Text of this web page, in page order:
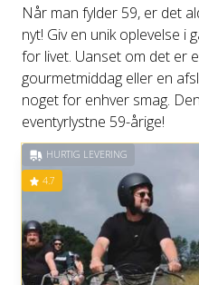
Når man fylder 59, er det
nyt! Giv en unik oplevelse i
for livet. Uanset om det er
gourmetmiddag eller en
noget for enhver smag.
eventyrlystne 59-årige!
HURTIG LEVERING
4.7